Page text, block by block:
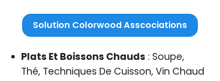
Solution Colorwood Asscociations
Plats Et Boissons Chauds : Soupe,
Thé, Techniques De Cuisson, Vin Chaud